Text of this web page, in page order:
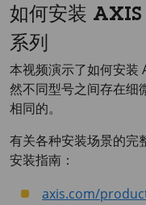
如何安装
系列
本视频演示了如何安装
然不同型号之间存在细
相同的。
有关各种安装场景的完
安装指南：
axis.com/